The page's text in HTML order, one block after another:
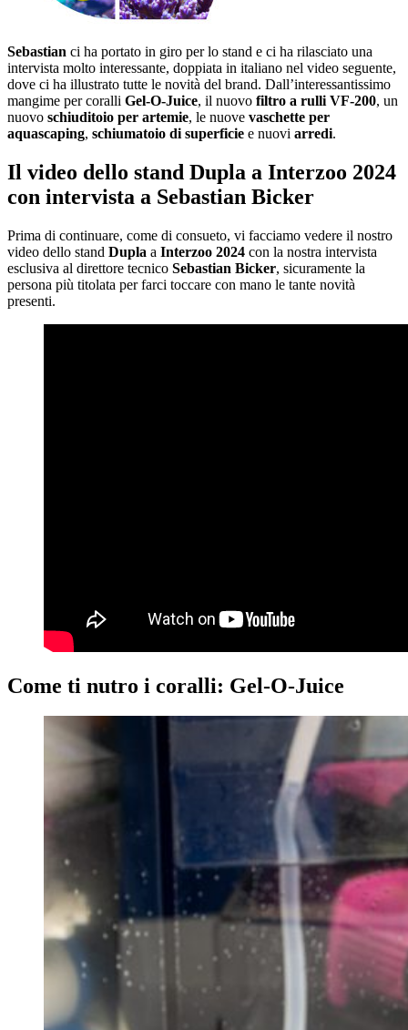
Sebastian ci ha portato in giro per lo stand e ci ha rilasciato una
intervista molto interessante, doppiata in italiano nel video seguente,
dove ci ha illustrato tutte le novità del brand. Dall’interessantissimo
mangime per coralli Gel-O-Juice, il nuovo filtro a rulli VF-200, un
nuovo schiuditoio per artemie, le nuove vaschette per
aquascaping, schiumatoio di superficie e nuovi arredi.
Il video dello stand Dupla a Interzoo 2024
con intervista a Sebastian Bicker
Prima di continuare, come di consueto, vi facciamo vedere il nostro
video dello stand Dupla a Interzoo 2024 con la nostra intervista
esclusiva al direttore tecnico Sebastian Bicker, sicuramente la
persona più titolata per farci toccare con mano le tante novità
presenti.
Come ti nutro i coralli: Gel-O-Juice